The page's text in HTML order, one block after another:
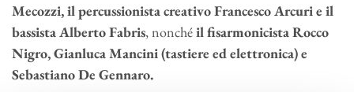
Mecozzi, il percussionista creativo Francesco Arcuri e il
bassista Alberto Fabris, nonchéil fisarmonicista Rocco
Nigro, Gianluca Mancini (tastiere ed elettronica) e
Sebastiano De Gennaro.